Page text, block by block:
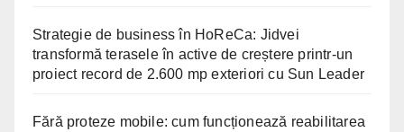
Strategie de business în HoReCa: Jidvei
transformă terasele în active de creștere printr-un
proiect record de 2.600 mp exteriori cu Sun Leader
Fără proteze mobile: cum funcționează reabilitarea